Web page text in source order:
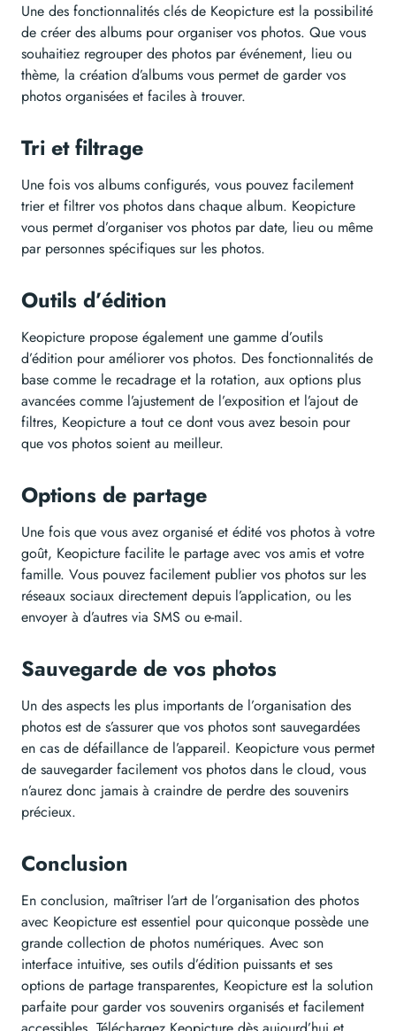
Une des fonctionnalités clés de Keopicture est la possibilité
de créer des albums pour organiser vos photos. Que vous
souhaitiez regrouper des photos par événement, lieu ou
thème, la création d’albums vous permet de garder vos
photos organisées et faciles à trouver.
Tri et filtrage
Une fois vos albums configurés, vous pouvez facilement
trier et filtrer vos photos dans chaque album. Keopicture
vous permet d’organiser vos photos par date, lieu ou même
par personnes spécifiques sur les photos.
Outils d’édition
Keopicture propose également une gamme d’outils
d’édition pour améliorer vos photos. Des fonctionnalités de
base comme le recadrage et la rotation, aux options plus
avancées comme l’ajustement de l’exposition et l’ajout de
filtres, Keopicture a tout ce dont vous avez besoin pour
que vos photos soient au meilleur.
Options de partage
Une fois que vous avez organisé et édité vos photos à votre
goût, Keopicture facilite le partage avec vos amis et votre
famille. Vous pouvez facilement publier vos photos sur les
réseaux sociaux directement depuis l’application, ou les
envoyer à d’autres via SMS ou e-mail.
Sauvegarde de vos photos
Un des aspects les plus importants de l’organisation des
photos est de s’assurer que vos photos sont sauvegardées
en cas de défaillance de l’appareil. Keopicture vous permet
de sauvegarder facilement vos photos dans le cloud, vous
n’aurez donc jamais à craindre de perdre des souvenirs
précieux.
Conclusion
En conclusion, maîtriser l’art de l’organisation des photos
avec Keopicture est essentiel pour quiconque possède une
grande collection de photos numériques. Avec son
interface intuitive, ses outils d’édition puissants et ses
options de partage transparentes, Keopicture est la solution
parfaite pour garder vos souvenirs organisés et facilement